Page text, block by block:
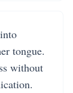
tongue.
without